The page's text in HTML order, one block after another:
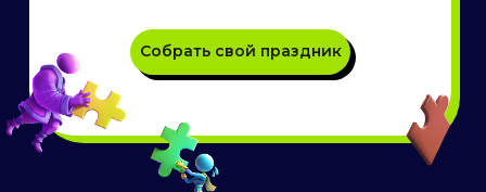
Интеллектуальные игры, направленные на
внимательность, смекалку и креативность. Решайте
головоломки, следуйте подсказкам и проходите
увлекательные миссии вместе с друзьями или семьей